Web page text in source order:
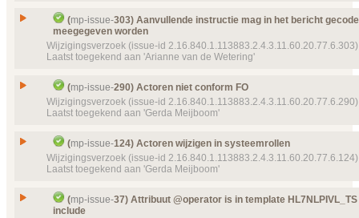
Doel van verwijzing ontbreekt mp-
20927 (2015‑11‑25 16:23:57) Distributievorm
Details
Klik hier voor alle issuedetails
Gesloten, toegekend
Prioriteit
normaal
Object(en)
Doel van verwijzing ontbreekt mp-
22094 (2016‑02‑02 13:25:41) Reden afspraak
Issue
Aanscherping uitleg Zo nodig
mp-issue-
Wijzigingsverzoek
Prioriteit
normaal
Object(en)
Doel van verwijzing ontbreekt mp-
22512 (2016‑04‑26 12:51:47) Zo nodig
(mp-issue-303) Aanvullende instructie mag in het bericht
meegegeven worden
Wijzigingsverzoek (issue-id 2.16.840.1.113883.2.4.3.11.60.20.77.6.303)
Laatst toegekend aan 'Arianne van de Wetering'
Issue
Aanvullende instructie mag in het bericht
meegegeven worden
mp-issue-303
Status
Gesloten, toegekend
Prioriteit
normaal
mp-
(mp-issue-290) Actoren niet conform FO
Wijzigingsverzoek (issue-id 2.16.840.1.113883.2.4.3.11.60.20.77.6.290)
Laatst toegekend aan 'Gerda Meijboom'
Issue
Actoren niet conform FO
mp-issue-290
Wijzigingsverzoek
Gesloten, toegekend
Prioriteit
(mp-issue-124) Actoren wijzigen in systeemrollen
Wijzigingsverzoek (issue-id 2.16.840.1.113883.2.4.3.11.60.20.77.6.124)
Laatst toegekend aan 'Gerda Meijboom'
Issue
Actoren wijzigen in systeemrollen
(mp-issue-37) Attribuut @operator is in template
include